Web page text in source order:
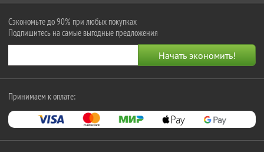
Сэкономьте до 90% при любых покупках
Подпишитесь на самые выгодные предложения
Принимаем к оплате: